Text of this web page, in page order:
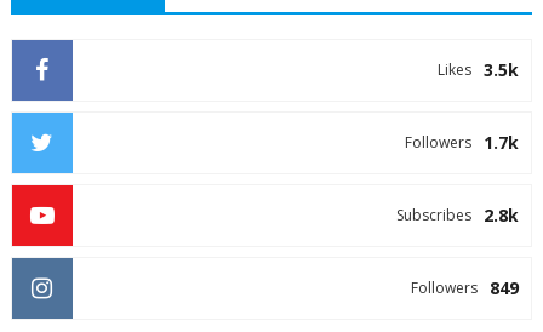
3.5k
Likes
1.7k
Followers
2.8k
Subscribes
849
Followers